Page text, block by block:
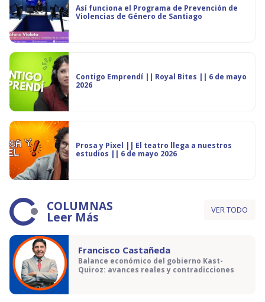
Así funciona el Programa de Prevención de
Violencias de Género de Santiago
Contigo Emprendí || Royal Bites || 6 de mayo
2026
Prosa y Pixel || El teatro llega a nuestros
estudios || 6 de mayo 2026
COLUMNAS
Leer Más VER TODO
Francisco Castañeda
Balance económico del gobierno Kast-
Quiroz: avances reales y contradicciones